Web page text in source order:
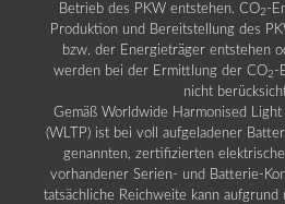
Betrieb des PKW entstehen. CO2 -
Produktion und Bereitstellung des
bzw. der Energieträger entstehen
werden bei der Ermittlung der CO2 -
nicht
Gemäß Worldwide Harmonised
(WLTP) ist bei voll aufgeladener
genannten, zertifizierten
vorhandener Serien- und Batterie-
tatsächliche Reichweite kann